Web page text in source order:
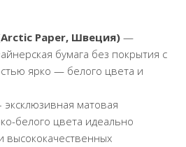
Arctic Paper, Швеция) —
бумага без покрытия с
ярко — белого цвета и
эксклюзивная матовая
белого цвета идеально
высококачественных